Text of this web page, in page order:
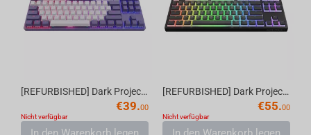
[REFURBISHED] Dark Project One KD87A Violet/White - G3MS Mech. RGB (ENG)
€39.00
Nicht verfügbar
[REFURBISHED] Dark Project One KD87A Pudding Black - Gateron Mech. Yellow RGB (ENG)
€55.00
Nicht verfügbar